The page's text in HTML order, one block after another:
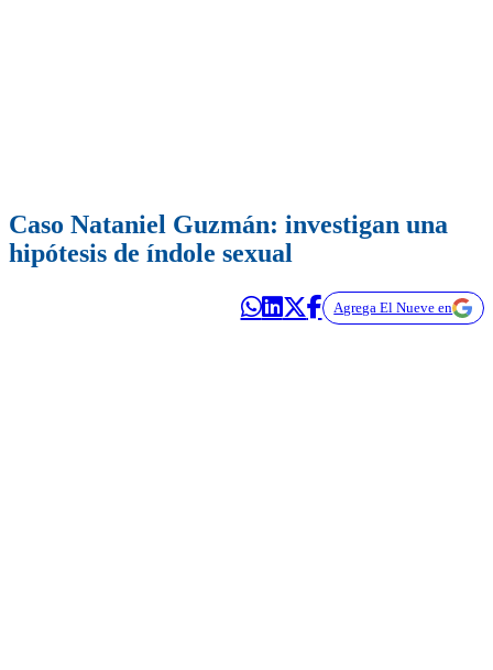
Caso Nataniel Guzmán: investigan una
hipótesis de índole sexual
Agrega El Nueve en